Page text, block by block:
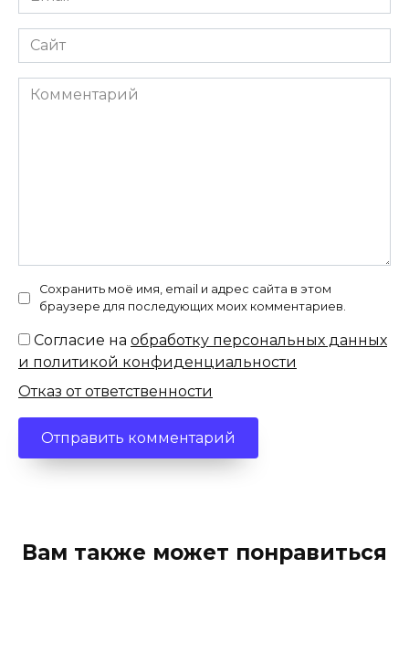
*
Сайт
Комментарий
Сохранить моё имя, email и адрес сайта в этом
браузере для последующих моих комментариев.
Согласие на обработку персональных данных
и политикой конфиденциальности
Отказ от ответственности
Вам также может понравиться